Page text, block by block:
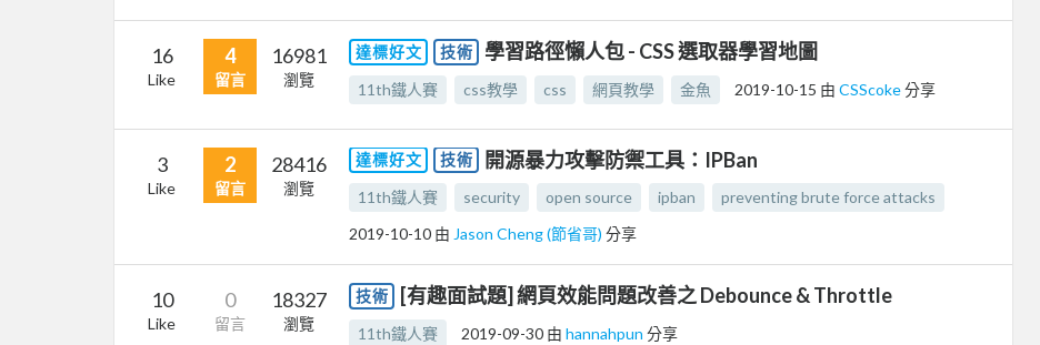
16
Like
4
留言
16981
瀏覽
達標好文 技術 學習路徑懶人包 - CSS 選取器學習地圖
11th鐵人賽 css教學 css 網頁教學 金魚 2019-10-15 由 CSScoke分享
3
Like
2
留言
28416
瀏覽
達標好文 技術 開源暴力攻擊防禦工具：IPBan
11th鐵人賽 security open source ipban
preventing brute force attacks
2019-10-10 由 Jason Cheng (節省哥) 分享
10
Like
0
留言
18327
瀏覽
技術 [有趣面試題] 網頁效能問題改善之 Debounce & Throttle
11th鐵人賽 2019-09-30 由 hannahpun 分享